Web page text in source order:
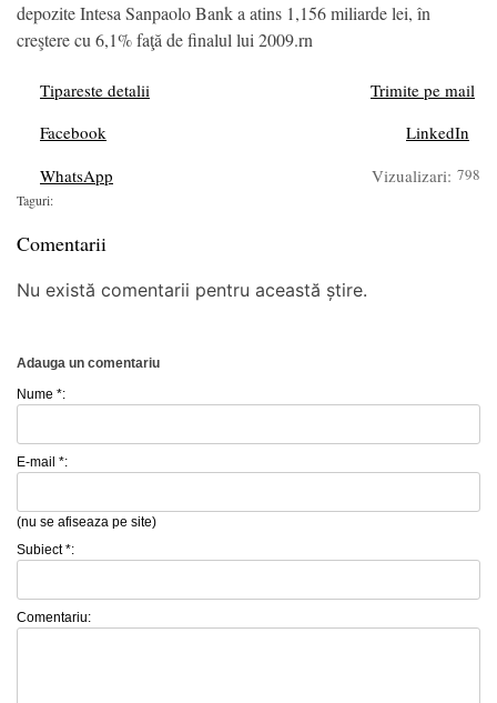
depozite Intesa Sanpaolo Bank a atins 1,156 miliarde lei, în
creştere cu 6,1% faţă de finalul lui 2009.rn
Tipareste detalii
Trimite pe mail
Facebook
LinkedIn
WhatsApp
Vizualizari: 798
Taguri:
Comentarii
Nu există comentarii pentru această știre.
Adauga un comentariu
Nume *:
E-mail *:
(nu se afiseaza pe site)
Subiect *:
Comentariu: